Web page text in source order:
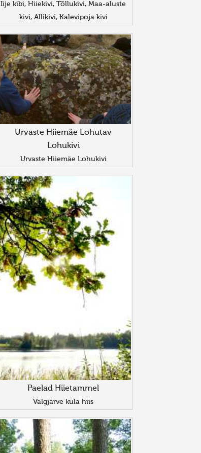
Iije kibi, Hiiekivi, Tõllukivi, Maa-aluste
kivi, Allikivi, Kalevipoja kivi
Urvaste Hiiemäe Lohutav
Lohukivi
Urvaste Hiiemäe Lohukivi
Paelad Hiietammel
Valgjärve küla hiis